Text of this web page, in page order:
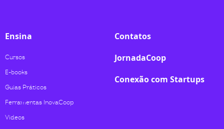
Ensina
Cursos
E-books
Guias Práticos
Ferramentas InovaCoop
Videos
Contatos
JornadaCoop
Conexão com Startups